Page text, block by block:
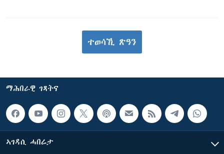
ተወሳኺ ጽዓን
ማሕበራዊ ገጻትና
ኣገዳሲ ሓበሬታ